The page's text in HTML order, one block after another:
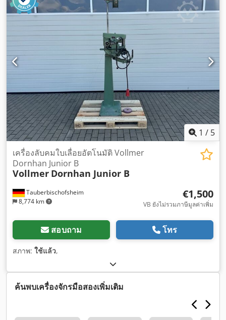
1 / 5
Tauberbischofsheim
8,774 km
เครื่องลับคมใบเลื่อยอัตโนมัติ Vollmer
Dornhan Junior B
Vollmer Dornhan Junior B
€1,500
VB ยังไม่รวมภาษีมูลค่าเพิ่ม
สอบถาม โทร
สภาพ: ใช้แล้ว,
ค้นพบเครื่องจักรมือสองเพิ่มเติม